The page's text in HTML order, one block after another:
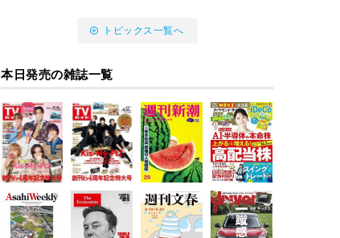
トピックス一覧へ
本日発売の雑誌一覧